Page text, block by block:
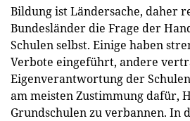
Bildung ist Ländersache, daher
Bundesländer die Frage der
Schulen selbst. Einige haben
Verbote eingeführt, andere
Eigenverantwortung der
am meisten Zustimmung dafür,
Grundschulen zu verbannen. In